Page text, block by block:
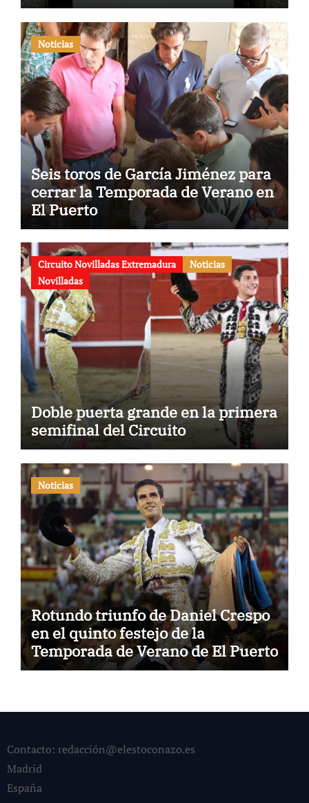
Noticias
Seis toros de García Jiménez para
cerrar la Temporada de Verano en
El Puerto
Circuito Novilladas Extremadura
Noticias
Novilladas
Doble puerta grande en la primera
semifinal del Circuito
Noticias
Rotundo triunfo de Daniel Crespo
en el quinto festejo de la
Temporada de Verano de El Puerto
Contacto: redacción@elestoconazo.es
Madrid
España